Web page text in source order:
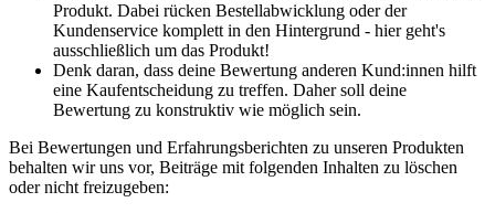
Produkt. Dabei rücken Bestellabwicklung oder der
Kundenservice komplett in den Hintergrund - hier geht's
ausschließlich um das Produkt!
Denk daran, dass deine Bewertung anderen Kund:innen hilft
eine Kaufentscheidung zu treffen. Daher soll deine
Bewertung zu konstruktiv wie möglich sein.
Bei Bewertungen und Erfahrungsberichten zu unseren Produkten
behalten wir uns vor, Beiträge mit folgenden Inhalten zu löschen
oder nicht freizugeben: